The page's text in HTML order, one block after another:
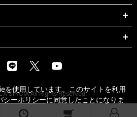
InstagramLINE X
SINCIA All Rights Reserved.
を使用しています。このサイトを利用
シーポリシーに同意したことになりま